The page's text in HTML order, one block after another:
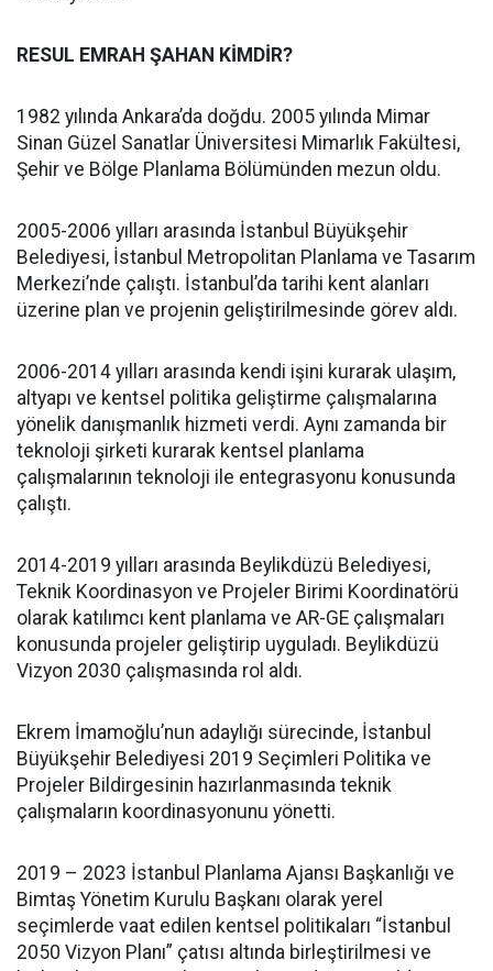
RESUL EMRAH ŞAHAN KİMDİR?
1982 yılında Ankara’da doğdu. 2005 yılında Mimar
Sinan Güzel Sanatlar Üniversitesi Mimarlık Fakültesi,
Şehir ve Bölge Planlama Bölümünden mezun oldu.
2005-2006 yılları arasında İstanbul Büyükşehir
Belediyesi, İstanbul Metropolitan Planlama ve Tasarım
Merkezi’nde çalıştı. İstanbul’da tarihi kent alanları
üzerine plan ve projenin geliştirilmesinde görev aldı.
2006-2014 yılları arasında kendi işini kurarak ulaşım,
altyapı ve kentsel politika geliştirme çalışmalarına
yönelik danışmanlık hizmeti verdi. Aynı zamanda bir
teknoloji şirketi kurarak kentsel planlama
çalışmalarının teknoloji ile entegrasyonu konusunda
çalıştı.
2014-2019 yılları arasında Beylikdüzü Belediyesi,
Teknik Koordinasyon ve Projeler Birimi Koordinatörü
olarak katılımcı kent planlama ve AR-GE çalışmaları
konusunda projeler geliştirip uyguladı. Beylikdüzü
Vizyon 2030 çalışmasında rol aldı.
Ekrem İmamoğlu’nun adaylığı sürecinde, İstanbul
Büyükşehir Belediyesi 2019 Seçimleri Politika ve
Projeler Bildirgesinin hazırlanmasında teknik
çalışmaların koordinasyonunu yönetti.
2019 – 2023 İstanbul Planlama Ajansı Başkanlığı ve
Bimtaş Yönetim Kurulu Başkanı olarak yerel
seçimlerde vaat edilen kentsel politikaları “İstanbul
2050 Vizyon Planı” çatısı altında birleştirilmesi ve